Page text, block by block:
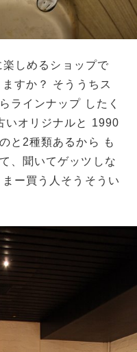
しめるショップで
すか？ そううちス
ラインナップ したく
いオリジナルと 1990
と2種類あるから も
、聞いてゲッツしな
ー買う人そうそうい